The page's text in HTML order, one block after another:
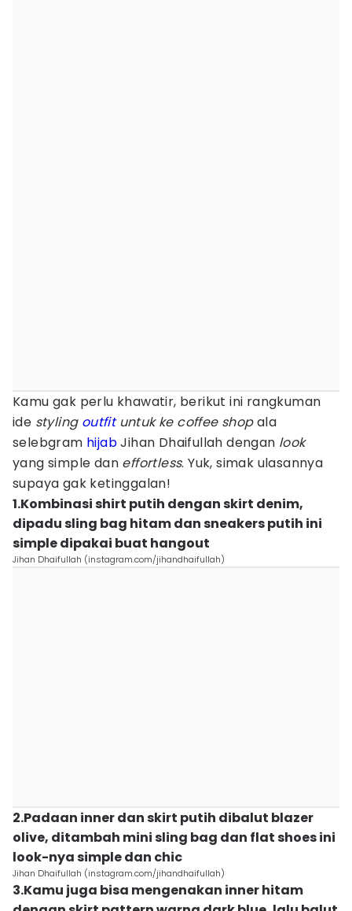
Kamu gak perlu khawatir, berikut ini rangkuman
ide styling outfituntuk ke coffee shopala
selebgram hijabJihan Dhaifullah dengan look
yang simple dan effortless. Yuk, simak ulasannya
supaya gak ketinggalan!
1.Kombinasi shirt putih dengan skirt denim,
dipadu sling bag hitam dan sneakers putih ini
simple dipakai buat hangout
Jihan Dhaifullah (instagram.com/jihandhaifullah)
2.Padaan inner dan skirt putih dibalut blazer
olive, ditambah mini sling bag dan flat shoes ini
look-nya simple dan chic
Jihan Dhaifullah (instagram.com/jihandhaifullah)
3.Kamu juga bisa mengenakan inner hitam